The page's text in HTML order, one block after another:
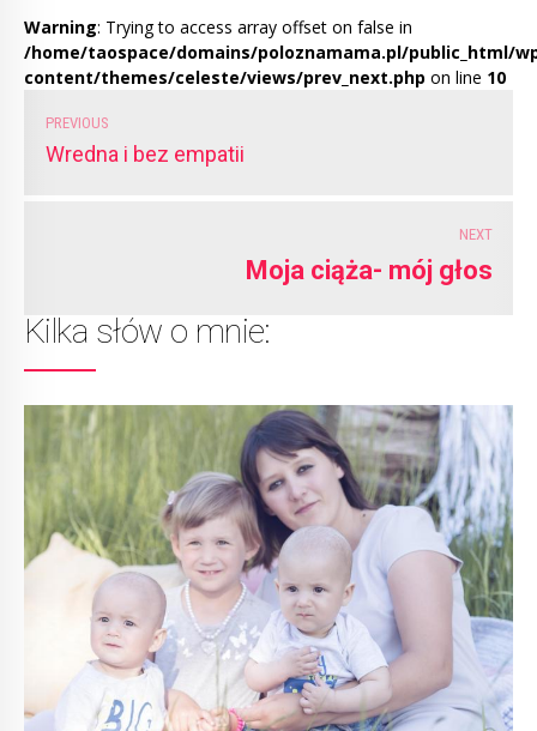
Warning: Trying to access array offset on false in
/home/taospace/domains/poloznamama.pl/public_html/
content/themes/celeste/views/prev_next.php on line 10
PREVIOUS
Wredna i bez empatii
NEXT
Moja ciąża- mój głos
Kilka słów o mnie: